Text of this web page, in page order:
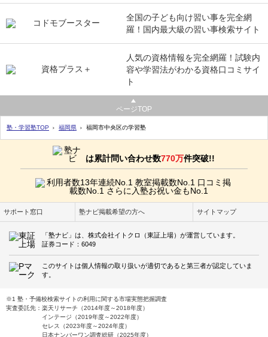
全国の子ども向け習い事を完全網
羅！国内最大級の習い事検索サイト
人気の資格情報を完全網羅！試験内
容や学習法がわかる資格口コミサイ
ト
ページTOP
塾・学習塾TOP 福岡県 福岡市中央区の学習塾
は累計問い合わせ数770万件突破!!
サポート窓口 塾ナビ掲載希望の方へ サイトマップ
「塾ナビ」は、株式会社イトクロ（東証上場）が運営しています。
証券コード：6049
このサイトは個人情報の取り扱いが適切であると第三者が認定していま
す。
※1 塾・予備校検索サイトの利用に関する市場実態把握調査
実査委託先：楽天リサーチ（2014年度～2018年度）
インテージ（2019年度～2022年度）
セレス（2023年度～2024年度）
日本ナンバーワン調査総研（2025年度）